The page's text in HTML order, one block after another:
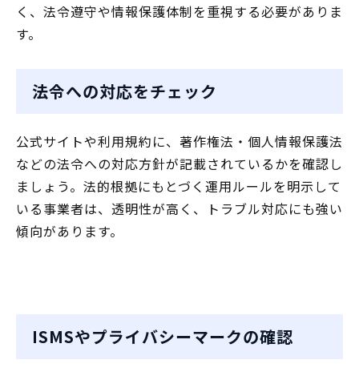
く、法令遵守や情報保護体制を重視する必要がありま
す。
法令への対応をチェック
公式サイトや利用規約に、著作権法・個人情報保護法
などの法令への対応方針が記載されているかを確認し
ましょう。法的根拠にもとづく運用ルールを明示して
いる事業者は、透明性が高く、トラブル対応にも強い
傾向があります。
ISMSやプライバシーマークの確認